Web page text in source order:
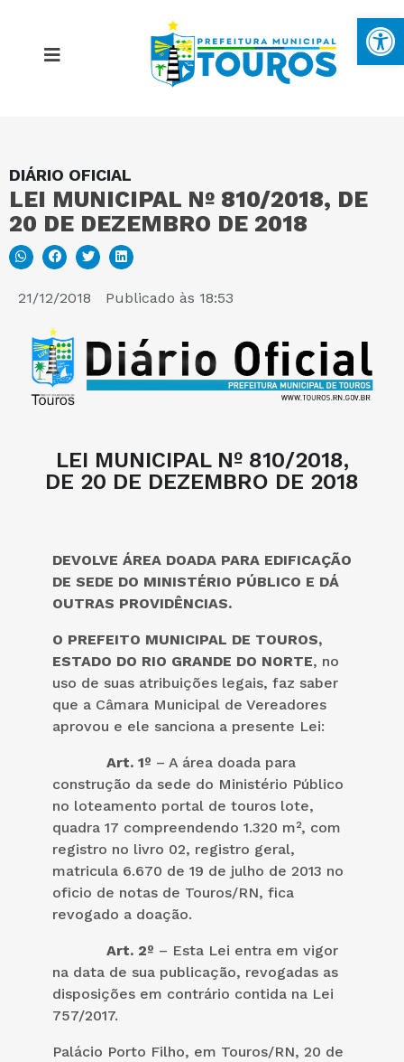
DIÁRIO OFICIAL
LEI MUNICIPAL Nº 810/2018, DE
20 DE DEZEMBRO DE 2018
21/12/2018 Publicado às 18:53
LEI MUNICIPAL Nº 810/2018,
DE 20 DE DEZEMBRO DE 2018
DEVOLVE ÁREA DOADA PARA EDIFICAÇÃO
DE SEDE DO MINISTÉRIO PÚBLICO E DÁ
OUTRAS PROVIDÊNCIAS.
O PREFEITO MUNICIPAL DE TOUROS,
ESTADO DO RIO GRANDE DO NORTE, no
uso de suas atribuições legais, faz saber
que a Câmara Municipal de Vereadores
aprovou e ele sanciona a presente Lei:
Art. 1º – A área doada para
construção da sede do Ministério Público
no loteamento portal de touros lote,
quadra 17 compreendendo 1.320 m², com
registro no livro 02, registro geral,
matricula 6.670 de 19 de julho de 2013 no
oficio de notas de Touros/RN, fica
revogado a doação.
Art. 2º – Esta Lei entra em vigor
na data de sua publicação, revogadas as
disposições em contrário contida na Lei
757/2017.
Palácio Porto Filho, em Touros/RN, 20 de
MAPA DO SITE
PORTAL DA TRANSPARÊNCIA
E-SIC
PERGUNTAS FREQUENTES